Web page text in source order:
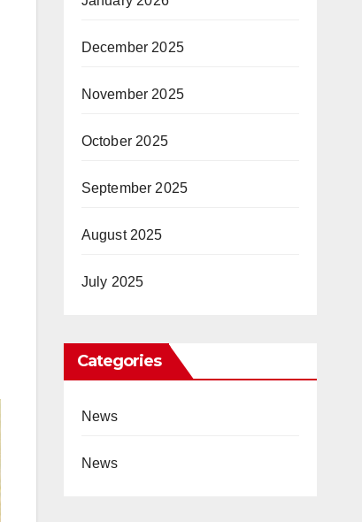
December 2025
November 2025
October 2025
September 2025
August 2025
July 2025
Categories
News
News